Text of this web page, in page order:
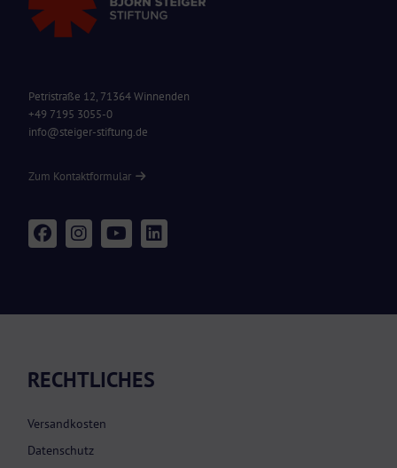
Petristraße 12, 71364 Winnenden
+49 7195 3055-0
info@steiger-stiftung.de
Zum Kontaktformular
RECHTLICHES
Versandkosten
Datenschutz